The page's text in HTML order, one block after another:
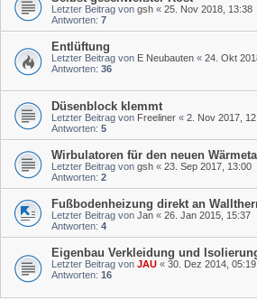
Letzter Beitrag von gsh « 25. Nov 2018, 13:38
Antworten: 7
Entlüftung
Letzter Beitrag von E Neubauten « 24. Okt
Antworten: 36
Düsenblock klemmt
Letzter Beitrag von Freeliner « 2. Nov 2017,
Antworten: 5
Wirbulatoren für den neuen
Letzter Beitrag von gsh « 23. Sep 2017, 13:00
Antworten: 2
Fußbodenheizung direkt an
Letzter Beitrag von Jan « 26. Jan 2015, 15:37
Antworten: 4
Eigenbau Verkleidung und
Letzter Beitrag von JAU « 30. Dez 2014, 05:19
Antworten: 16